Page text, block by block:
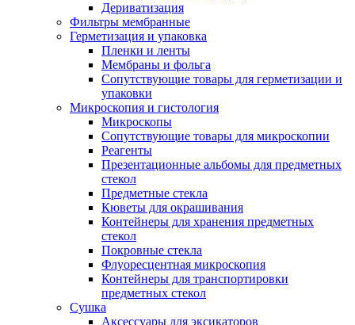
Дериватизация
Фильтры мембранные
Герметизация и упаковка
Пленки и ленты
Мембраны и фольга
Сопутствующие товары для герметизации и
упаковки
Микроскопия и гистология
Микроскопы
Сопутствующие товары для микроскопии
Реагенты
Презентационные альбомы для предметных
стекол
Предметные стекла
Кюветы для окрашивания
Контейнеры для хранения предметных
стекол
Покровные стекла
Флуоресцентная микроскопия
Контейнеры для транспортировки
предметных стекол
Сушка
Аксессуары для эксикаторов